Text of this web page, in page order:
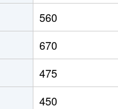
徒歩1時間45分
徒歩6分
560
670
475
450